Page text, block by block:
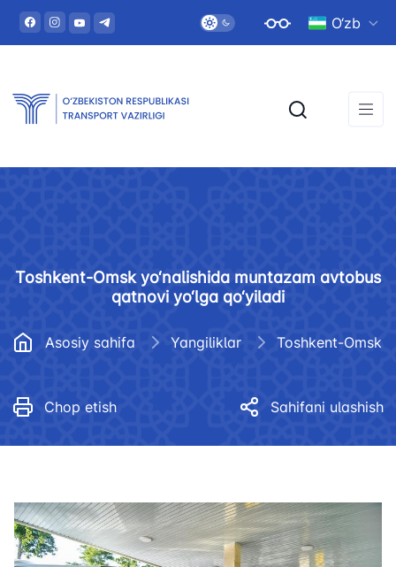
O‘zb
Toshkent-Omsk yo‘nalishida muntazam avtobus
qatnovi yo‘lga qo‘yiladi
Asosiy sahifa Yangiliklar
Chop etish Sahifani ulashish